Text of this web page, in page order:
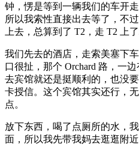
钟，愣是等到一辆我们的车开
所以我索性直接出去等了，不
上去，总算到了 T2，走 T2 上了
我们先去的酒店，走索美塞下
口很扯，那个 Orchard 路，一
去宾馆就还是挺顺利的，也没
卡授信。这个宾馆其实还行，
点。
放下东西，喝了点厕所的水，
面，所以我先带我妈去逛逛附